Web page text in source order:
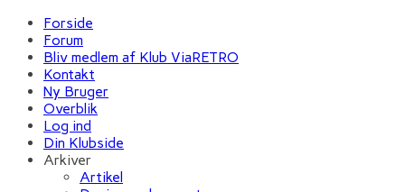
Forside
Forum
Bliv medlem af Klub ViaRETRO
Kontakt
Ny Bruger
Overblik
Log ind
Din Klubside
Arkiver
Artikel